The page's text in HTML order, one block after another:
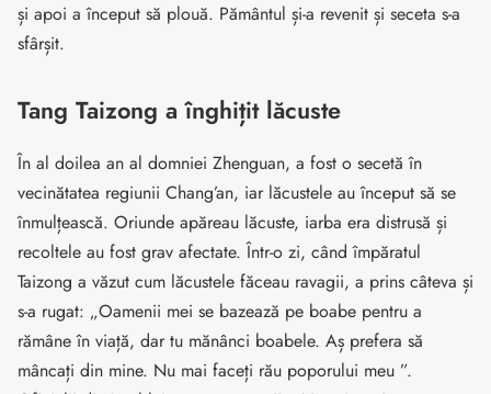
și apoi a început să plouă. Pământul și-a revenit și seceta s-a
sfârșit.
Tang Taizong a înghițit lăcuste
În al doilea an al domniei Zhenguan, a fost o secetă în
vecinătatea regiunii Chang’an, iar lăcustele au început să se
înmulțească. Oriunde apăreau lăcuste, iarba era distrusă și
recoltele au fost grav afectate. Într-o zi, când împăratul
Taizong a văzut cum lăcustele făceau ravagii, a prins câteva și
s-a rugat: „Oamenii mei se bazează pe boabe pentru a
rămâne în viață, dar tu mănânci boabele. Aș prefera să
mâncați din mine. Nu mai faceți rău poporului meu ”.